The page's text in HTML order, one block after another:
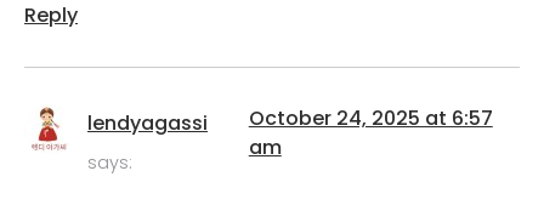
Reply
lendyagassi
says:
October 24, 2025 at 6:57
am